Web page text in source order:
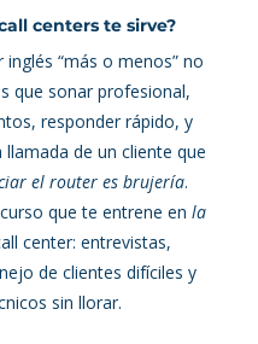
centers te sirve?
inglés “más o menos” no
que sonar profesional,
responder rápido, y
llamada de un cliente que
el router es brujería.
que te entrene en la
center: entrevistas,
de clientes difíciles y
sin llorar.